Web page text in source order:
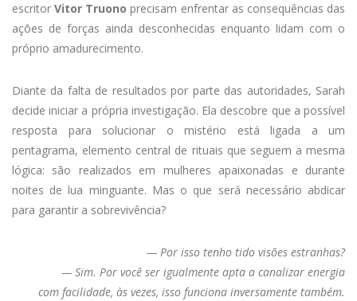
escritorVitor Truono precisam enfrentar as consequências das
ações de forças ainda desconhecidas enquanto lidam com o
próprio amadurecimento.
Diante da falta de resultados por parte das autoridades, Sarah
decide iniciar a própria investigação. Ela descobre que a possível
resposta para solucionar o mistério está ligada a um
pentagrama, elemento central de rituais que seguem a mesma
lógica: são realizados em mulheres apaixonadas e durante
noites de lua minguante. Mas o que será necessário abdicar
para garantir a sobrevivência?
— Por isso tenho tido visões estranhas?
— Sim. Por você ser igualmente apta a canalizar energia
com facilidade, às vezes, isso funciona inversamente também.